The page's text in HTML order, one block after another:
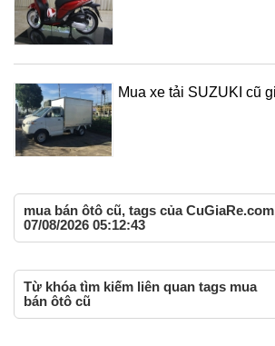
Mua xe tải SUZUKI cũ
mua bán ôtô cũ, tags của
07/08/2026 05:12:43
Từ khóa tìm kiếm liên quan tags mua
bán ôtô cũ